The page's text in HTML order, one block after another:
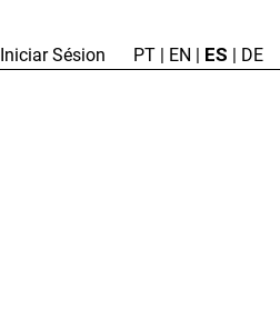
Iniciar Sésion PT | EN | ES | DE